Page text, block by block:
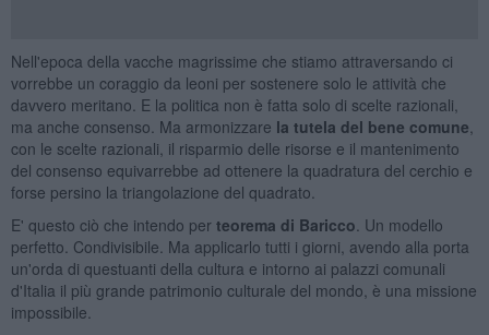
Nell'epoca della vacche magrissime che stiamo attraversando ci
vorrebbe un coraggio da leoni per sostenere solo le attività che
davvero meritano. E la politica non è fatta solo di scelte razionali,
ma anche consenso. Ma armonizzare la tutela del bene comune
con le scelte razionali, il risparmio delle risorse e il mantenimento
del consenso equivarrebbe ad ottenere la quadratura del cerchio e
forse persino la triangolazione del quadrato.
E' questo ciò che intendo per teorema di Baricco . Un modello
perfetto. Condivisibile. Ma applicarlo tutti i giorni, avendo alla porta
un'orda di questuanti della cultura e intorno ai palazzi comunali
d'Italia il più grande patrimonio culturale del mondo, è una missione
impossibile.